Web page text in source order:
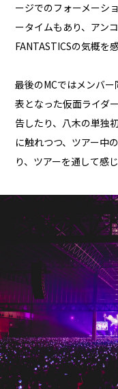
ージでのフォーメーシ
ータイムもあり、アン
FANTASTICSの気概を感
最後のMCではメンバ
表となった仮面ライダ
告したり、八木の単独
に触れつつ、ツアー中
り、ツアーを通して感